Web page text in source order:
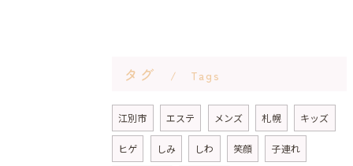
タグ Tags
江別市 エステ メンズ 札幌 キッズ
ヒゲ しみ しわ 笑顔 子連れ